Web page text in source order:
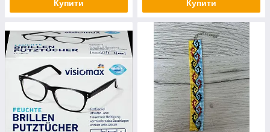
Купити Купити